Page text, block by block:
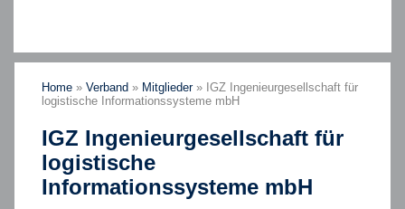
Home » Verband » Mitglieder» IGZ Ingenieurgesellschaft für
logistische Informationssysteme mbH
IGZ Ingenieurgesellschaft für
logistische
Informationssysteme mbH